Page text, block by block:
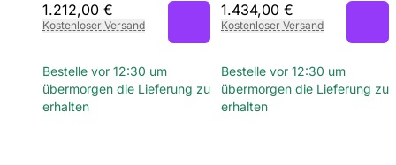
1.212,00 €
Kostenloser Versand
Bestelle vor 12:30 um
übermorgen die Lieferung zu
erhalten
1.434,00 €
Kostenloser Versand
Bestelle vor 12:30 um
übermorgen die Lieferung zu
erhalten